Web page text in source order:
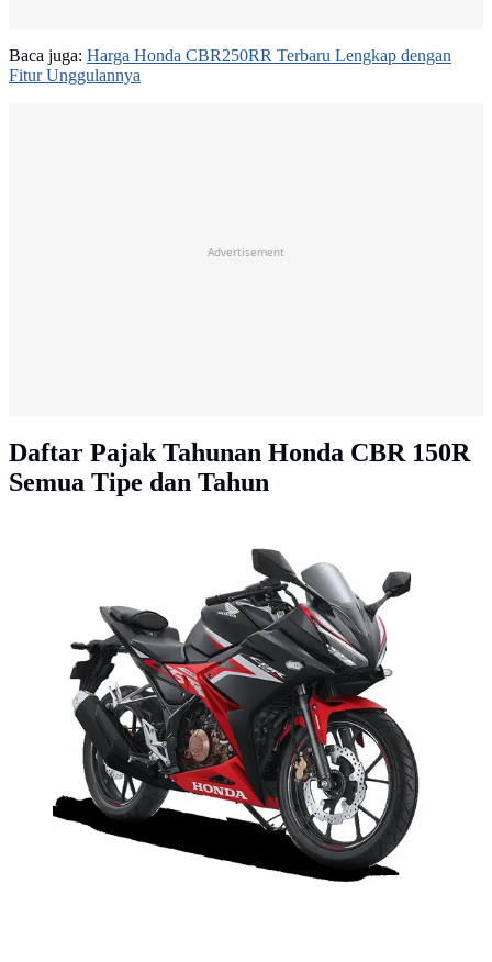
Baca juga: Harga Honda CBR250RR Terbaru Lengkap dengan
Fitur Unggulannya
Advertisement
Daftar Pajak Tahunan Honda CBR 150R
Semua Tipe dan Tahun
dan tahun. (astra-honda.com)